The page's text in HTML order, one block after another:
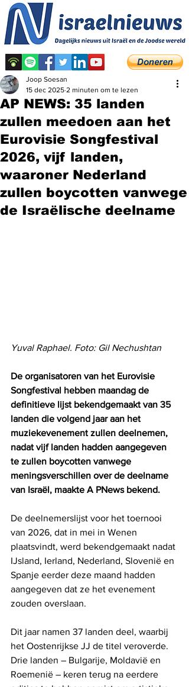
AP NEWS: 35 landen
zullen meedoen aan het
Eurovisie Songfestival
2026, vijf landen,
waaroner Nederland
zullen boycotten vanwege
de Israëlische deelname
Joop Soesan
15 dec 2025 2 minuten om te lezen
Yuval Raphael. Foto: Gil Nechushtan
De organisatoren van het Eurovisie
Songfestival hebben maandag de
definitieve lijst bekendgemaakt van 35
landen die volgend jaar aan het
muziekevenement zullen deelnemen,
nadat vijf landen hadden aangegeven
te zullen boycotten vanwege
meningsverschillen over de deelname
van Israël, maakte A PNews bekend.
De deelnemerslijst voor het toernooi
van 2026, dat in mei in Wenen
plaatsvindt, werd bekendgemaakt nadat
IJsland, Ierland, Nederland, Slovenië en
Spanje eerder deze maand hadden
aangegeven dat ze het evenement
zouden overslaan.
Dit jaar namen 37 landen deel, waarbij
het Oostenrijkse JJ de titel veroverde.
Drie landen – Bulgarije, Moldavië en
Roemenië – keren terug na eerdere